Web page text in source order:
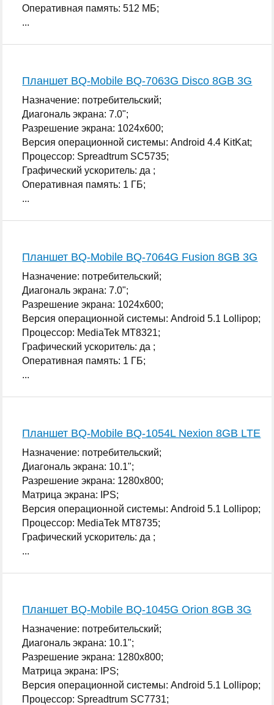
Оперативная память: 512 МБ;
...
Планшет BQ-Mobile BQ-7063G Disco 8GB 3G
Назначение: потребительский;
Диагональ экрана: 7.0";
Разрешение экрана: 1024x600;
Версия операционной системы: Android 4.4 KitKat;
Процессор: Spreadtrum SC5735;
Графический ускоритель: да ;
Оперативная память: 1 ГБ;
...
Планшет BQ-Mobile BQ-7064G Fusion 8GB 3G
Назначение: потребительский;
Диагональ экрана: 7.0";
Разрешение экрана: 1024x600;
Версия операционной системы: Android 5.1 Lollipop;
Процессор: MediaTek MT8321;
Графический ускоритель: да ;
Оперативная память: 1 ГБ;
...
Планшет BQ-Mobile BQ-1054L Nexion 8GB LTE
Назначение: потребительский;
Диагональ экрана: 10.1";
Разрешение экрана: 1280x800;
Матрица экрана: IPS;
Версия операционной системы: Android 5.1 Lollipop;
Процессор: MediaTek MT8735;
Графический ускоритель: да ;
...
Планшет BQ-Mobile BQ-1045G Orion 8GB 3G
Назначение: потребительский;
Диагональ экрана: 10.1";
Разрешение экрана: 1280x800;
Матрица экрана: IPS;
Версия операционной системы: Android 5.1 Lollipop;
Процессор: Spreadtrum SC7731;